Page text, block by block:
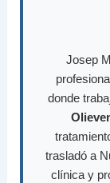
Josep
donde
trasladó a
clínica y